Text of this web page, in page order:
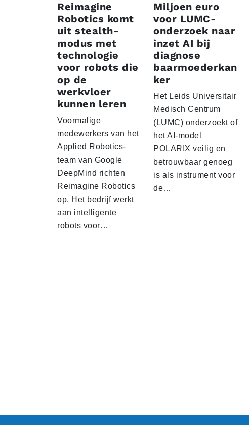
Reimagine
Robotics komt
uit stealth-
modus met
technologie
voor robots die
op de
werkvloer
kunnen leren
Voormalige
medewerkers van het
Applied Robotics-
team van Google
DeepMind richten
Reimagine Robotics
op. Het bedrijf werkt
aan intelligente
robots voor…
Miljoen euro
voor LUMC-
onderzoek naar
inzet AI bij
diagnose
baarmoederkan
ker
Het Leids Universitair
Medisch Centrum
(LUMC) onderzoekt of
het AI-model
POLARIX veilig en
betrouwbaar genoeg
is als instrument voor
de…